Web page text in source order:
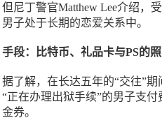
但尼丁警官Matthew Lee介绍，
男子处于长期的恋爱关系中。
手段：比特币、礼品卡与PS的
据了解，在长达五年的“交往”
“正在办理出狱手续”的男子支
金券。